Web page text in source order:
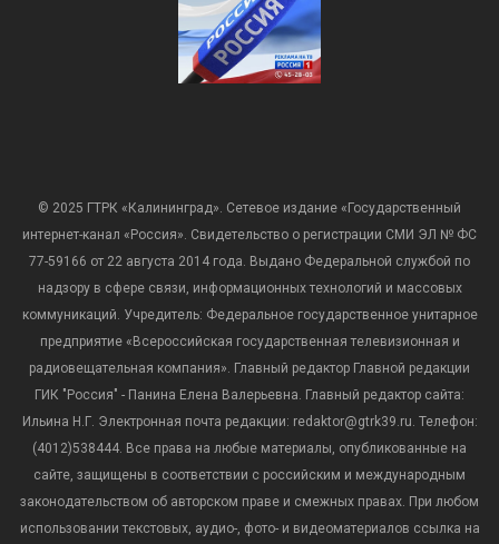
© 2025 ГТРК «Калининград». Сетевое издание «Государственный
интернет-канал «Россия». Свидетельство о регистрации СМИ ЭЛ № ФС
77-59166 от 22 августа 2014 года. Выдано Федеральной службой по
надзору в сфере связи, информационных технологий и массовых
коммуникаций. Учредитель: Федеральное государственное унитарное
предприятие «Всероссийская государственная телевизионная и
радиовещательная компания». Главный редактор Главной редакции
ГИК "Россия" - Панина Елена Валерьевна. Главный редактор сайта:
Ильина Н.Г. Электронная почта редакции: redaktor@gtrk39.ru. Телефон:
(4012)538444. Все права на любые материалы, опубликованные на
сайте, защищены в соответствии с российским и международным
законодательством об авторском праве и смежных правах. При любом
использовании текстовых, аудио-, фото- и видеоматериалов ссылка на